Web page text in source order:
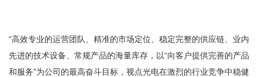
“高效专业的运营团队、精准的市场定位、稳定完整的供应链、业内
先进的技术设备、常规产品的海量库存，以“向客户提供完善的产品
和服务”为公司的最高奋斗目标，视点光电在激烈的行业竞争中稳健